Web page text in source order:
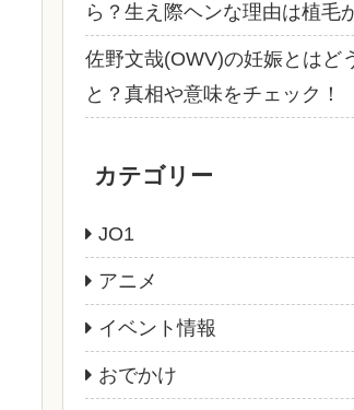
ら？生え際ヘンな理由は植毛
佐野文哉(OWV)の妊娠とはど
と？真相や意味をチェック！
カテゴリー
JO1
アニメ
イベント情報
おでかけ